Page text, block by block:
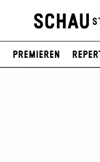
Premieren